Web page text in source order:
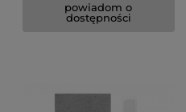
powiadom o
dostępności